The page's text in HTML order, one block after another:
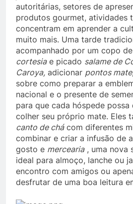
autoritárias, setores de
produtos gourmet, atividades
concentram em aprender a
muito mais. Uma tarde
acompanhado por um copo
cortesiae picado salame de
Caroya, adicionar pontos mate
sobre como preparar a
nacional e o presente de
para que cada hóspede possa
colher seu próprio mate. Eles
canto de chácom diferentes
combinar e criar a infusão de
gosto e mercearia, uma nova
ideal para almoço, lanche ou
encontro com amigos ou
desfrutar de uma boa leitura